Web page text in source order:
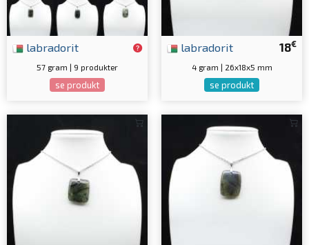
labradorit
57 gram | 9 produkter
se produkt
18€
labradorit
4 gram | 26x18x5 mm
se produkt